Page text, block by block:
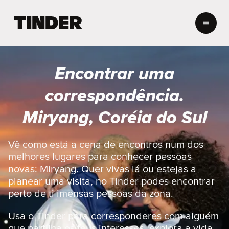
a
n
c
i
a
l
d
o
T
i
n
d
e
Encontrar uma
correspondência.
Miryang, Coréia do Sul
Vê como está a cena de encontros num dos
melhores lugares para conhecer pessoas
novas: Miryang. Quer vivas lá ou estejas a
planear uma visita, no Tinder podes encontrar
perto de ti imensas pessoas da zona.
Usa o Tinder para corresponderes com alguém